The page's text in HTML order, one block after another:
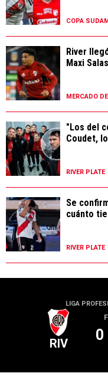
COPA
River
Maxi
MERCADO
"Los del
Coudet,
RIVER PLATE
Se
cuánto
RIVER PLATE
LIGA
RIV 0